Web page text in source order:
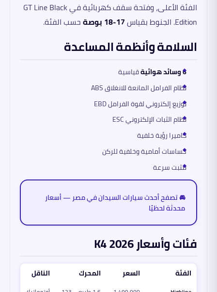
الفئة الأعلى، وفتحة سقف كهربائية في GT Line Black
Edition. الجنوط بقياس
17-18 بوصة حسب الفئة.
السلامة وأنظمة المساعدة
6 وسائد هوائية
قياسية
نظام الفرامل المانعة للانغلاق ABS
توزيع إلكتروني لقوة الفرامل EBD
نظام الثبات الإلكتروني ESC
كاميرا رؤية خلفية
حساسات أمامية وخلفية للركن
مثبت سرعة
🚘 تصفح أحدث سيارات السيدان في مصر — أسعار
محدثة لحظيًا
فئات وأسعار K4 2026
الفئة السعر المحرك الناقل